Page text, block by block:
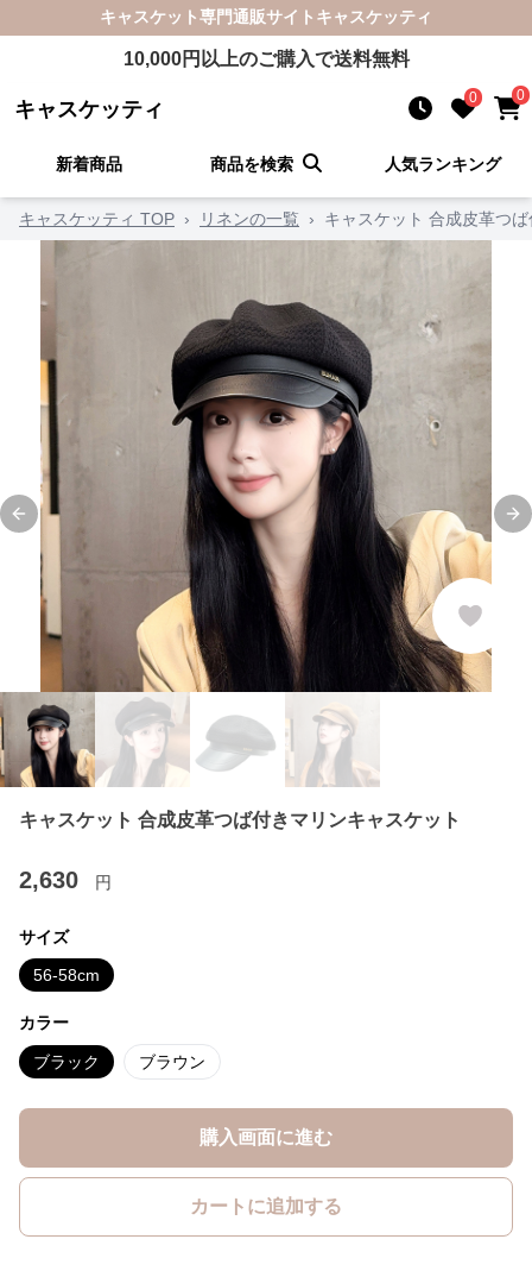
キャスケット専門通販サイト キャスケッティ
10,000円以上のご購入で送料無料
キャスケッティ 0 0
新着商品 商品を検索 人気ランキング
キャスケッティ TOP › リネンの一覧 › キャスケット 合成皮革つ
Previous slide
キャスケット 合成皮革つば付きマリンキャスケット
2,630 円
サイズ
56-58cm
カラー
ブラック ブラウン
購入画面に進む
カートに追加する